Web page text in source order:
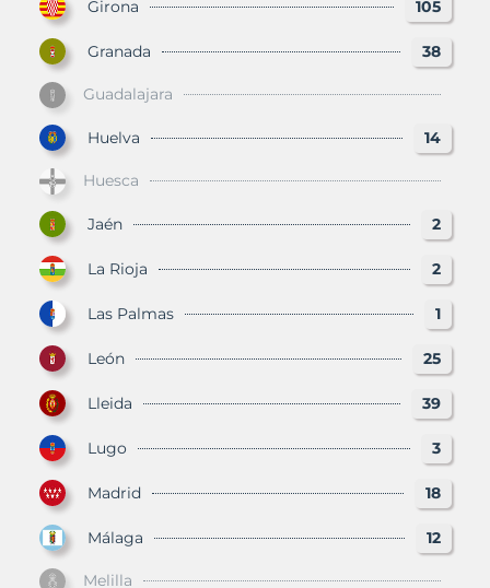
Girona 105
Granada 38
Guadalajara
Huelva 14
Huesca
Jaén 2
La Rioja 2
Las Palmas 1
León 25
Lleida 39
Lugo 3
Madrid 18
Málaga 12
Melilla